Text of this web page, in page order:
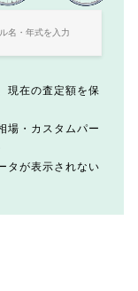
現在の査定額を保
場・カスタムパー
タが表示されない